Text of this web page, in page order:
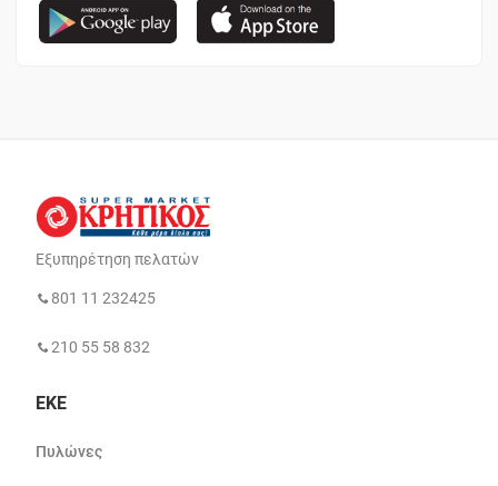
Εξυπηρέτηση πελατών
801 11 232425
210 55 58 832
ΕΚΕ
Πυλώνες